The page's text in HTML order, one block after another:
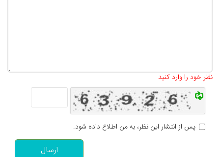
نظر خود را وارد کنید
پس از انتشار این نظر، به من اطلاع داده شود.
ارسال